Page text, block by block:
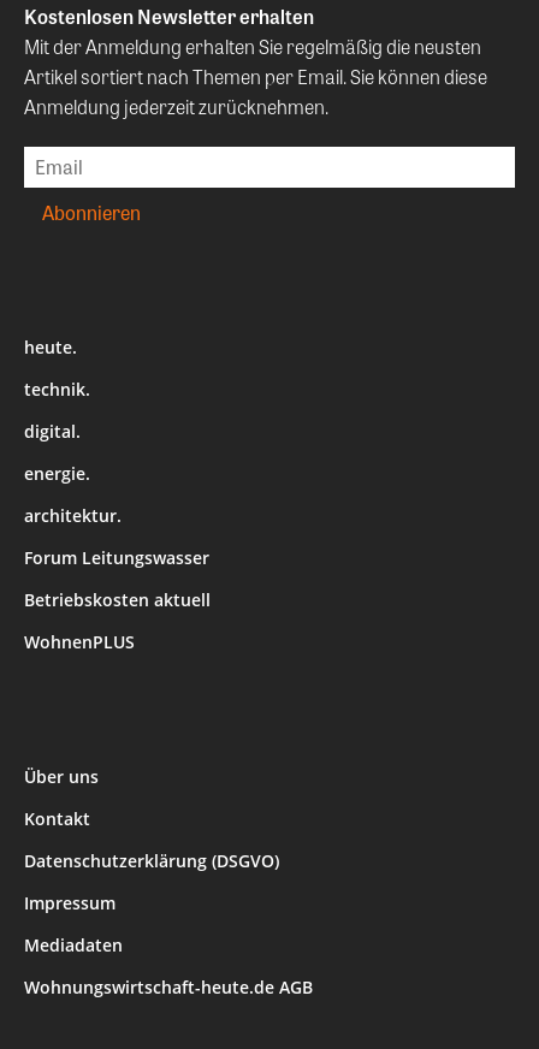
Kostenlosen Newsletter erhalten
Mit der Anmeldung erhalten Sie regelmäßig die neusten
Artikel sortiert nach Themen per Email. Sie können diese
Anmeldung jederzeit zurücknehmen.
heute.
technik.
digital.
energie.
architektur.
Forum Leitungswasser
Betriebskosten aktuell
WohnenPLUS
Über uns
Kontakt
Datenschutzerklärung (DSGVO)
Impressum
Mediadaten
Wohnungswirtschaft-heute.de AGB